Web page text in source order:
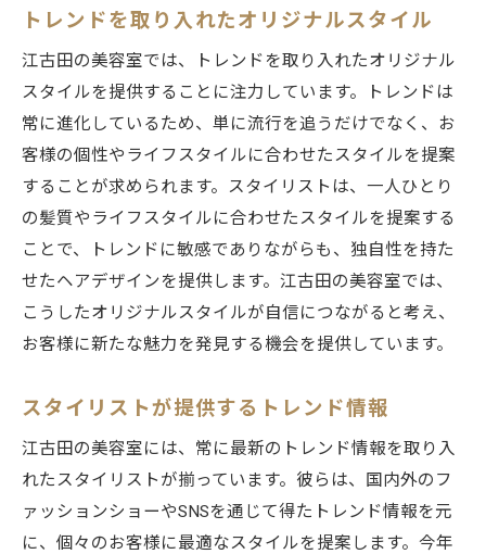
トレンドを取り入れたオリジナルスタイル
江古田の美容室では、トレンドを取り入れたオリジナル
スタイルを提供することに注力しています。トレンドは
常に進化しているため、単に流行を追うだけでなく、お
客様の個性やライフスタイルに合わせたスタイルを提案
することが求められます。スタイリストは、一人ひとり
の髪質やライフスタイルに合わせたスタイルを提案する
ことで、トレンドに敏感でありながらも、独自性を持た
せたヘアデザインを提供します。江古田の美容室では、
こうしたオリジナルスタイルが自信につながると考え、
お客様に新たな魅力を発見する機会を提供しています。
スタイリストが提供するトレンド情報
江古田の美容室には、常に最新のトレンド情報を取り入
れたスタイリストが揃っています。彼らは、国内外のフ
ァッションショーやSNSを通じて得たトレンド情報を元
に、個々のお客様に最適なスタイルを提案します。今年